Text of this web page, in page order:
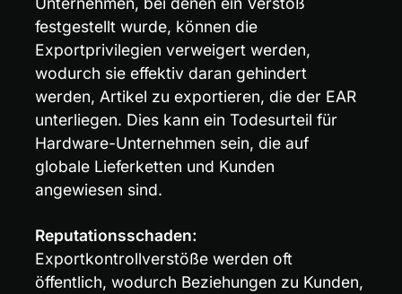
festgestellt wurde, können die
Exportprivilegien verweigert werden,
wodurch sie effektiv daran gehindert
werden, Artikel zu exportieren, die der EAR
unterliegen. Dies kann ein Todesurteil für
Hardware-Unternehmen sein, die auf
globale Lieferketten und Kunden
angewiesen sind.
Reputationsschaden:
Exportkontrollverstöße werden oft
öffentlich, wodurch Beziehungen zu Kunden,